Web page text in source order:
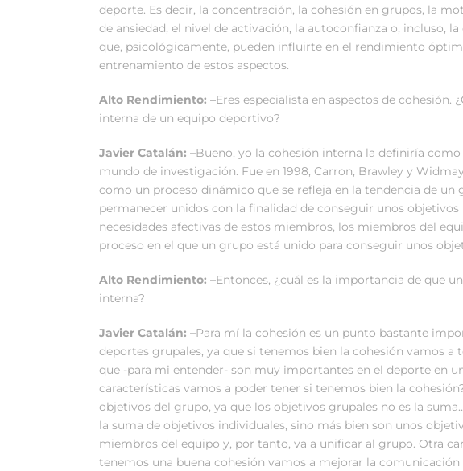
deporte. Es decir, la concentración, la cohesión en grupos, la
de ansiedad, el nivel de activación, la autoconfianza o, incluso,
que, psicológicamente, pueden influirte en el rendimiento
entrenamiento de estos aspectos.
Alto Rendimiento: –Eres especialista en aspectos de cohesión.
interna de un equipo deportivo?
Javier Catalán: –Bueno, yo la cohesión interna la definiría
mundo de investigación. Fue en 1998, Carron, Brawley y
como un proceso dinámico que se refleja en la tendencia de un
permanecer unidos con la finalidad de conseguir unos
necesidades afectivas de estos miembros, los miembros del
proceso en el que un grupo está unido para conseguir unos
Alto Rendimiento: –Entonces, ¿cuál es la importancia de que
interna?
Javier Catalán: –Para mí la cohesión es un punto bastante
deportes grupales, ya que si tenemos bien la cohesión vamos a
que -para mi entender- son muy importantes en el deporte en
características vamos a poder tener si tenemos bien la
objetivos del grupo, ya que los objetivos grupales no es la
la suma de objetivos individuales, sino más bien son unos
miembros del equipo y, por tanto, va a unificar al grupo. Otra
tenemos una buena cohesión vamos a mejorar la